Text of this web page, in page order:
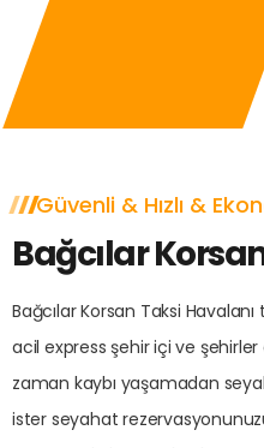
Güvenli & Hızlı &
Bağcılar
Bağcılar Korsan Taksi
acil express şehir içi ve
zaman kaybı yaşamadan
ister seyahat